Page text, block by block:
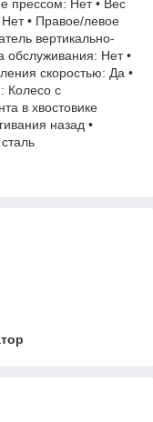
прессом: Нет • Вес
• Правое/левое
вертикально-
обслуживания: Нет •
скоростью: Да •
Колесо с
в хвостовике
назад •